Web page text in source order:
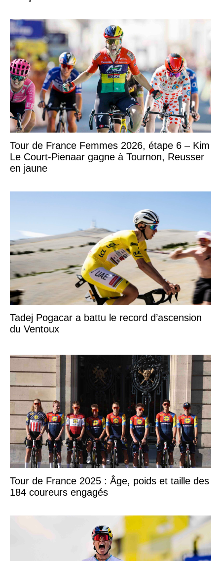
Tour de France Femmes 2026, étape 6 – Kim
Le Court-Pienaar gagne à Tournon, Reusser
en jaune
Tadej Pogacar a battu le record d’ascension
du Ventoux
Tour de France 2025 : Âge, poids et taille des
184 coureurs engagés